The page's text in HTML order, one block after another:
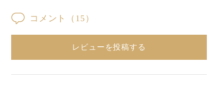
コメント （15）
レビューを投稿する